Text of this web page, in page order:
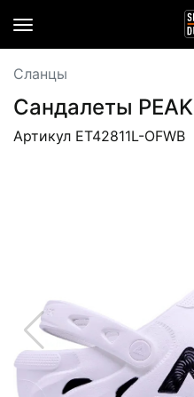
Сланцы
Сандалеты PEAK
Артикул ET42811L-OFWB